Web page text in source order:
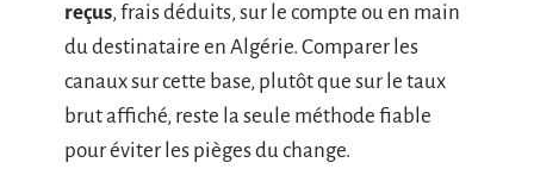
reçus, frais déduits, sur le compte ou en main
du destinataire en Algérie. Comparer les
canaux sur cette base, plutôt que sur le taux
brut affiché, reste la seule méthode fiable
pour éviter les pièges du change.